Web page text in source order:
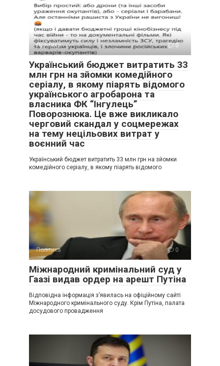
Політика 0
Український бюджет витратить 33
млн грн на зйомки комедійного
серіалу, в якому піарять відомого
українського агробарона та
власника ФК “Інгулець”
Поворознюка. Це вже викликало
черговий скандал у соцмережах
на тему нецільових витрат у
воєнний час
Український бюджет витратить 33 млн грн на зйомки
комедійного серіалу, в якому піарять відомого
Політика 0
Міжнародний кримінальний суд у
Гаазі видав ордер на арешт Путіна
Відповідна інформація з’явилась на офіційному сайті
Міжнародного кримінального суду. Крім Путіна, палата
досудового провадження